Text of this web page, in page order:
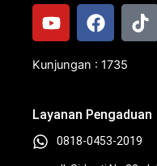
Y
o
t
e
F
a
e
o
k
T
i
Kunjungan : 1735
Layanan Pengaduan
0818-0453-2019